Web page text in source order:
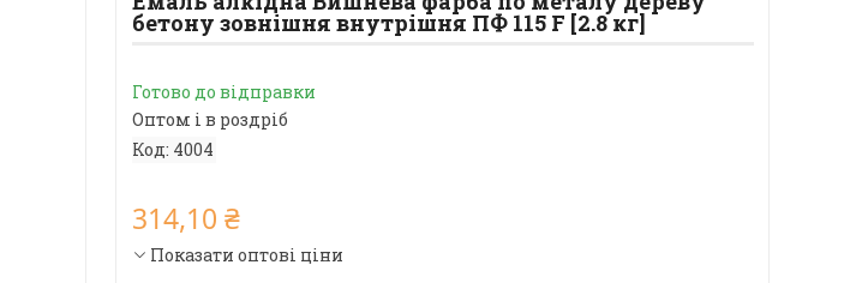
бетону зовнішня внутрішня ПФ 115 F [2.8 кг]
Готово до відправки
Оптом і в роздріб
Код: 4004
314,10 ₴
Показати оптові ціни